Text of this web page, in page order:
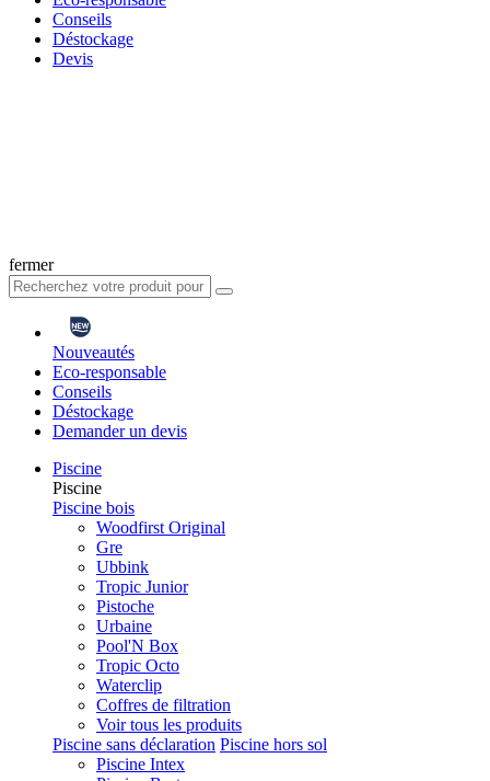
Conseils
Déstockage
Devis
fermer
Nouveautés
Eco-responsable
Conseils
Déstockage
Demander un devis
Piscine
Piscine
Piscine bois
Woodfirst Original
Gre
Ubbink
Tropic Junior
Pistoche
Urbaine
Pool'N Box
Tropic Octo
Waterclip
Coffres de filtration
Voir tous les produits
Piscine sans déclaration Piscine hors sol
Piscine Intex